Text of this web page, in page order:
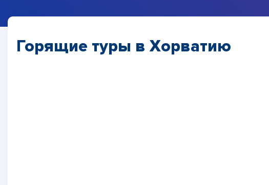
Горящие туры в Хорватию